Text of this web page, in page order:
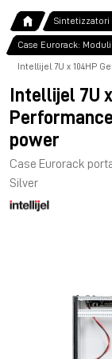
Sintetizzatori
Case Eurorack:
Intellijel 7U x 104HP
Intellijel 7U
power
Case Eurorack
Silver